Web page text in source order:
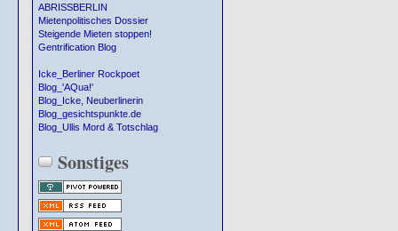
ABRISSBERLIN
Mietenpolitisches Dossier
Steigende Mieten stoppen!
Gentrification Blog
Icke_Berliner Rockpoet
Blog_'AQua!'
Blog_Icke, Neuberlinerin
Blog_gesichtspunkte.de
Blog_Ullis Mord & Totschlag
Sonstiges